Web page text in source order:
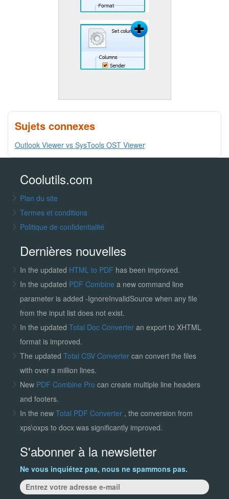
Sujets connexes
Outlook Viewer vs SysTools OST Viewer
Coolutils.com
Plan du site
Termes et conditions
Politique de confidentialité
Dernières nouvelles
In the updated HTML to PDF has been improved.
In the updated PDF Combine a new command line
parameter is added -IgnoreInvalidSource when any file
from the input list does not exist.
In the updated Total Doc Converter an export to XHTML
format is improved.
The updated Total CSV Convertercan convert the files
with over a million lines.
New PDF Combine Pro can create multiple line headers
and footers.
In the new Total PDF Converter , the conversion from
xps\oxps to docx was significantly improved.
S'abonner à la newsletter
Ne vous inquiétez pas, nous ne spammons pas.